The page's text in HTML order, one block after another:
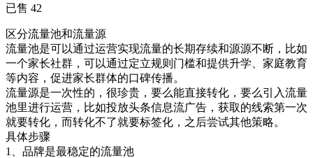
已售 42
区分流量池和流量源
流量池是可以通过运营实现流量的长期存续和源源不断，比如
一个家长社群，可以通过定立规则门槛和提供升学、家庭教育
等内容，促进家长群体的口碑传播。
流量源是一次性的，很珍贵，要么能直接转化，要么引入流量
池里进行运营，比如投放头条信息流广告，获取的线索第一次
就要转化，而转化不了就要标签化，之后尝试其他策略。
具体步骤
1、品牌是最稳定的流量池